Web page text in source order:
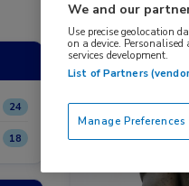
24
18
Nieuws
We and our
Use precise geolocation
on a device.
services development.
List of Partners
Manage Preferences